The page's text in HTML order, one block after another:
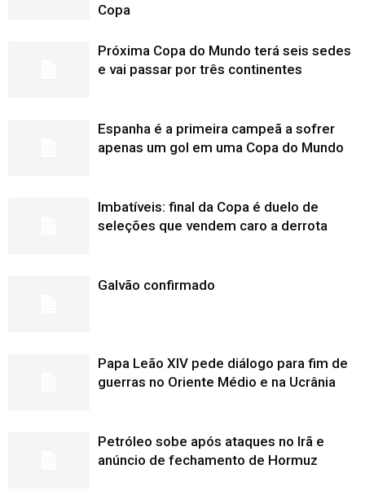
Copa
Próxima Copa do Mundo terá seis sedes
e vai passar por três continentes
Espanha é a primeira campeã a sofrer
apenas um gol em uma Copa do Mundo
Imbatíveis: final da Copa é duelo de
seleções que vendem caro a derrota
Galvão confirmado
Papa Leão XIV pede diálogo para fim de
guerras no Oriente Médio e na Ucrânia
Petróleo sobe após ataques no Irã e
anúncio de fechamento de Hormuz